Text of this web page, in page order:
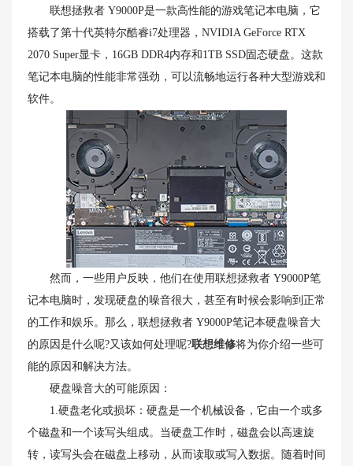
联想拯救者 Y9000P是一款高性能的游戏笔记本电脑，它
搭载了第十代英特尔酷睿i7处理器，NVIDIA GeForce RTX
2070 Super显卡，16GB DDR4内存和1TB SSD固态硬盘。这款
笔记本电脑的性能非常强劲，可以流畅地运行各种大型游戏和
软件。
然而，一些用户反映，他们在使用联想拯救者 Y9000P笔
记本电脑时，发现硬盘的噪音很大，甚至有时候会影响到正常
的工作和娱乐。那么，联想拯救者 Y9000P笔记本硬盘噪音大
的原因是什么呢?又该如何处理呢?联想维修将为你介绍一些可
能的原因和解决方法。
硬盘噪音大的可能原因：
1.硬盘老化或损坏：硬盘是一个机械设备，它由一个或多
个磁盘和一个读写头组成。当硬盘工作时，磁盘会以高速旋
转，读写头会在磁盘上移动，从而读取或写入数据。随着时间